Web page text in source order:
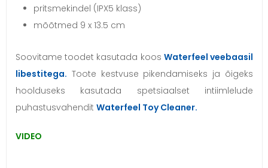
pritsmekindel (IPX5 klass)
mõõtmed 9 x 13.5 cm
Soovitame toodet kasutada koos Waterfeel veebaasil
libestitega. Toote kestvuse pikendamiseks ja õigeks
hoolduseks kasutada spetsiaalset intiimlelude
puhastusvahendit Waterfeel Toy Cleaner.
VIDEO